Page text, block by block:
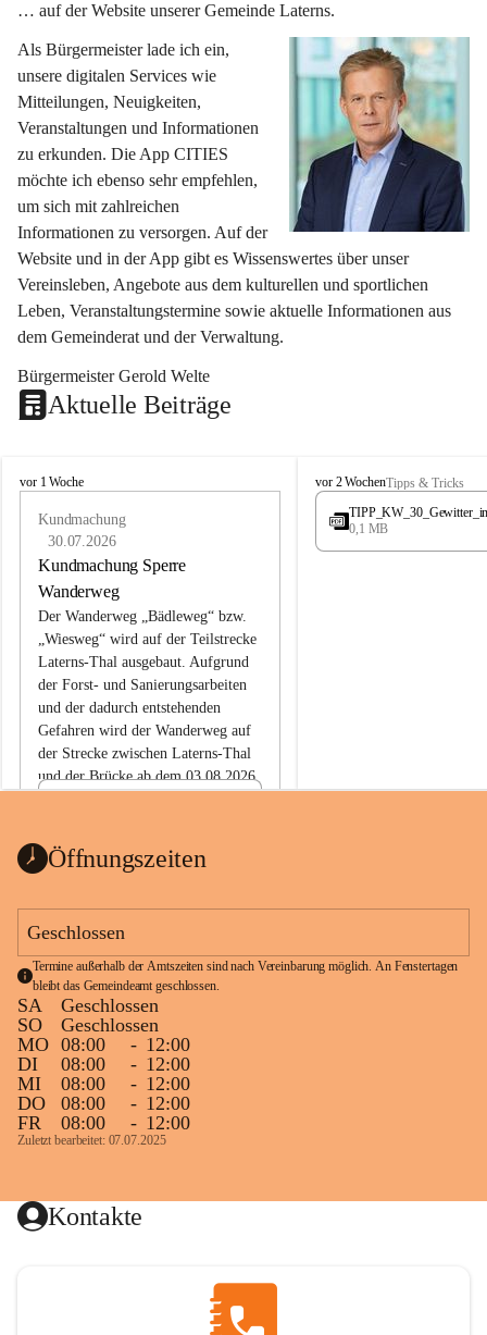
… auf der Website unserer Gemeinde Laterns.
Als Bürgermeister lade ich ein,
unsere digitalen Services wie
Mitteilungen, Neuigkeiten,
Veranstaltungen und Informationen
zu erkunden. Die App CITIES
möchte ich ebenso sehr empfehlen,
um sich mit zahlreichen
Informationen zu versorgen. Auf der
Website und in der App gibt es Wissenswertes über unser
Vereinsleben, Angebote aus dem kulturellen und sportlichen
Leben, Veranstaltungstermine sowie aktuelle Informationen aus
dem Gemeinderat und der Verwaltung.
Bürgermeister Gerold Welte
Aktuelle Beiträge
L
vor 1 Woche
Kundmachung
30.07.2026
Kundmachung Sperre
Wanderweg
Der Wanderweg „Bädleweg“ bzw.
„Wiesweg“ wird auf der Teilstrecke
Laterns-Thal ausgebaut. Aufgrund
der Forst- und Sanierungsarbeiten
und der dadurch entstehenden
Gefahren wird der Wanderweg auf
der Strecke zwischen Laterns-Thal
und der Brücke ab dem 03.08.2026
ht
1 Seite•0,1 MB
L
a
e
vor 2 WochenTipps & Tricks
0,1 MB
Öffnungszeiten
Geschlossen
Termine außerhalb der Amtszeiten sind nach Vereinbarung möglich. An Fenstertagen
bleibt das Gemeindeamt geschlossen.
SA
Geschlossen
SO
Geschlossen
MO 08:00 - 12:00
DI
08:00 - 12:00
MI
08:00 - 12:00
DO
08:00 - 12:00
FR
08:00 - 12:00
Zuletzt bearbeitet: 07.07.2025
Kontakte